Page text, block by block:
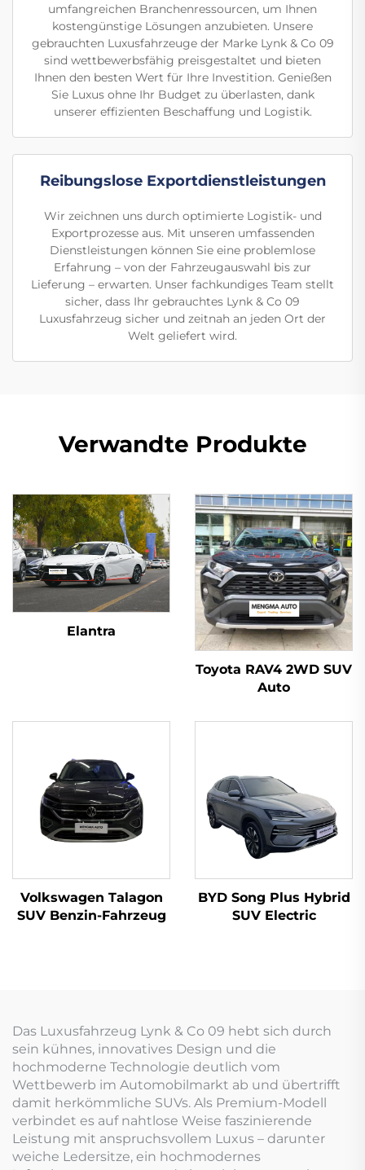
umfangreichen Branchenressourcen, um Ihnen
kostengünstige Lösungen anzubieten. Unsere
gebrauchten Luxusfahrzeuge der Marke Lynk & Co 09
sind wettbewerbsfähig preisgestaltet und bieten
Ihnen den besten Wert für Ihre Investition. Genießen
Sie Luxus ohne Ihr Budget zu überlasten, dank
unserer effizienten Beschaffung und Logistik.
Reibungslose Exportdienstleistungen
Wir zeichnen uns durch optimierte Logistik- und
Exportprozesse aus. Mit unseren umfassenden
Dienstleistungen können Sie eine problemlose
Erfahrung – von der Fahrzeugauswahl bis zur
Lieferung – erwarten. Unser fachkundiges Team stellt
sicher, dass Ihr gebrauchtes Lynk & Co 09
Luxusfahrzeug sicher und zeitnah an jeden Ort der
Welt geliefert wird.
Verwandte Produkte
Elantra
Toyota RAV4 2WD SUV
Auto
Volkswagen Talagon
SUV Benzin-Fahrzeug
BYD Song Plus Hybrid
SUV Electric
Das Luxusfahrzeug Lynk & Co 09 hebt sich durch
sein kühnes, innovatives Design und die
hochmoderne Technologie deutlich vom
Wettbewerb im Automobilmarkt ab und übertrifft
damit herkömmliche SUVs. Als Premium-Modell
verbindet es auf nahtlose Weise faszinierende
Leistung mit anspruchsvollem Luxus – darunter
weiche Ledersitze, ein hochmodernes